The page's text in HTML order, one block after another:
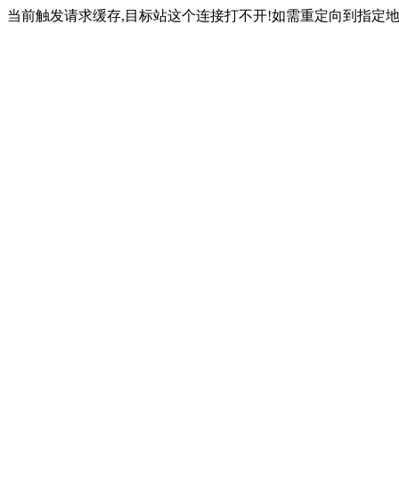
当前触发请求缓存,目标站这个连接打不开!如需重定向到指定